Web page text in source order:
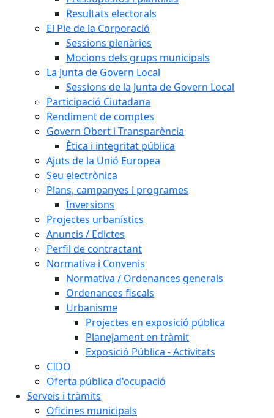
Resultats electorals
El Ple de la Corporació
Sessions plenàries
Mocions dels grups municipals
La Junta de Govern Local
Sessions de la Junta de Govern Local
Participació Ciutadana
Rendiment de comptes
Govern Obert i Transparència
Ètica i integritat pública
Ajuts de la Unió Europea
Seu electrònica
Plans, campanyes i programes
Inversions
Projectes urbanístics
Anuncis / Edictes
Perfil de contractant
Normativa i Convenis
Normativa / Ordenances generals
Ordenances fiscals
Urbanisme
Projectes en exposició pública
Planejament en tràmit
Exposició Pública - Activitats
CIDO
Oferta pública d'ocupació
Serveis i tràmits
Oficines municipals